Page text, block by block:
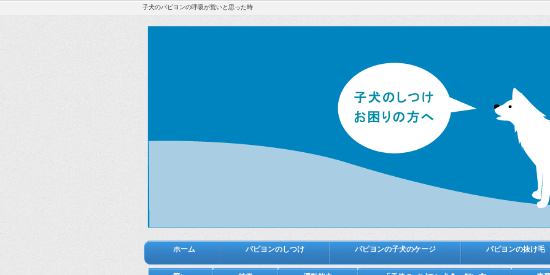
子犬のパピヨンの呼吸が荒いと思った時
ホーム パピヨンのしつけ パピヨンの子犬のケージ パピヨンの抜け毛